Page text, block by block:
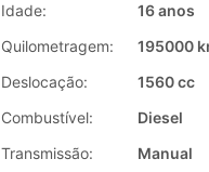
Idade:
16 anos
Quilometragem:
195000
Deslocação:
1560 cc
Combustível:
Diesel
Transmissão:
Manual